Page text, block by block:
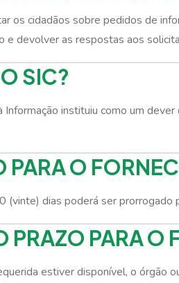
os cidadãos sobre pedidos de
e devolver as respostas aos
SIC?
instituiu como um
PARA O
(vinte) dias poderá ser
PRAZO PARA
estiver disponível, o órgão